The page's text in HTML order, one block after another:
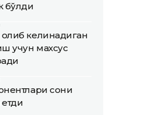
бўлди
келинадиган
учун махсус
сони